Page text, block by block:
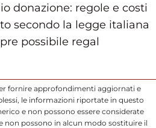
donazione: regole e costi
secondo la legge italiana
possibile regal
fornire approfondimenti aggiornati e
le informazioni riportate in questo
e non possono essere considerate
non possono in alcun modo sostituire il